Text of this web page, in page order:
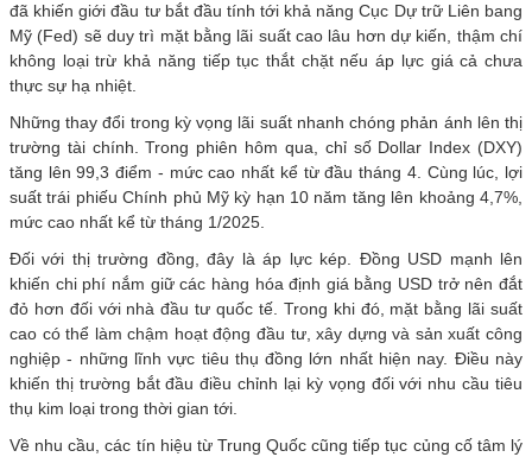
đã khiến giới đầu tư bắt đầu tính tới khả năng Cục Dự trữ Liên bang
Mỹ (Fed) sẽ duy trì mặt bằng lãi suất cao lâu hơn dự kiến, thậm chí
không loại trừ khả năng tiếp tục thắt chặt nếu áp lực giá cả chưa
thực sự hạ nhiệt.
Những thay đổi trong kỳ vọng lãi suất nhanh chóng phản ánh lên thị
trường tài chính. Trong phiên hôm qua, chỉ số Dollar Index (DXY)
tăng lên 99,3 điểm - mức cao nhất kể từ đầu tháng 4. Cùng lúc, lợi
suất trái phiếu Chính phủ Mỹ kỳ hạn 10 năm tăng lên khoảng 4,7%,
mức cao nhất kể từ tháng 1/2025.
Đối với thị trường đồng, đây là áp lực kép. Đồng USD mạnh lên
khiến chi phí nắm giữ các hàng hóa định giá bằng USD trở nên đắt
đỏ hơn đối với nhà đầu tư quốc tế. Trong khi đó, mặt bằng lãi suất
cao có thể làm chậm hoạt động đầu tư, xây dựng và sản xuất công
nghiệp - những lĩnh vực tiêu thụ đồng lớn nhất hiện nay. Điều này
khiến thị trường bắt đầu điều chỉnh lại kỳ vọng đối với nhu cầu tiêu
thụ kim loại trong thời gian tới.
Về nhu cầu, các tín hiệu từ Trung Quốc cũng tiếp tục củng cố tâm lý